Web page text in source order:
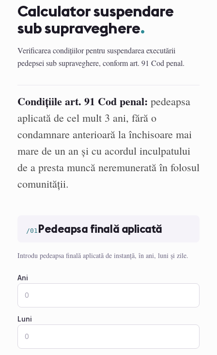
Calculator suspendare
sub supraveghere.
Verificarea condițiilor pentru suspendarea executării
pedepsei sub supraveghere, conform art. 91 Cod penal.
Condițiile art. 91 Cod penal: pedeapsa
aplicată de cel mult 3 ani, fără o
condamnare anterioară la închisoare mai
mare de un an și cu acordul inculpatului
de a presta muncă neremunerată în folosul
comunității.
/01 Pedeapsa finală aplicată
Introdu pedeapsa finală aplicată de instanță, în ani, luni și zile.
Ani
Luni